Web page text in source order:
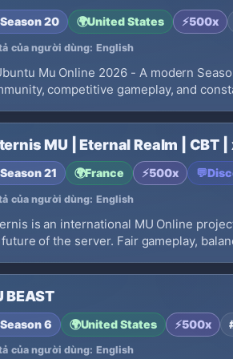
Season 20 🌍United States ⚡500x
của người dùng: English
Mu Online 2026 - A modern
competitive gameplay, and
MU | Eternal Realm | CBT
Season 21 🌍France ⚡500x 💬
của người dùng: English
is an international MU Online
of the server. Fair gameplay,
BEAST
Season 6 🌍United States ⚡500x
của người dùng: English